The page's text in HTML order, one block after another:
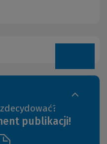
publikacji!